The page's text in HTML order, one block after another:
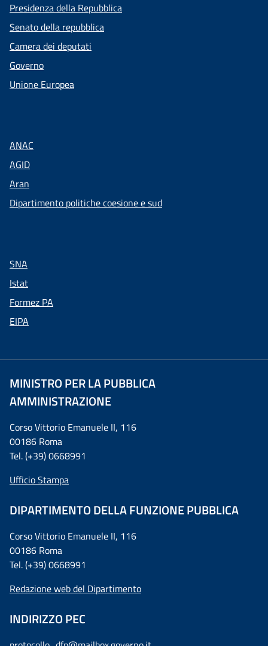
Presidenza della Repubblica
Senato della repubblica
Camera dei deputati
Governo
Unione Europea
ANAC
AGID
Aran
Dipartimento politiche coesione e sud
SNA
Istat
Formez PA
EIPA
MINISTRO PER LA PUBBLICA
AMMINISTRAZIONE
Corso Vittorio Emanuele II, 116
00186 Roma
Tel. (+39) 0668991
Ufficio Stampa
DIPARTIMENTO DELLA FUNZIONE PUBBLICA
Corso Vittorio Emanuele II, 116
00186 Roma
Tel. (+39) 0668991
Redazione web del Dipartimento
INDIRIZZO PEC